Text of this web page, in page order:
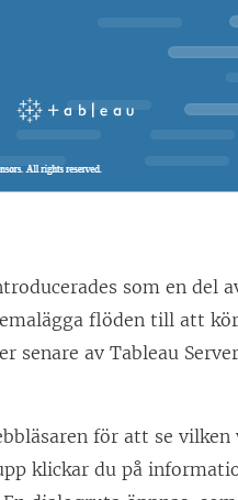
som en del
flöden till att
senare av Tableau
för att se
klickar du på